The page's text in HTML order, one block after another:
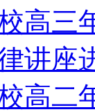
高
讲座
高